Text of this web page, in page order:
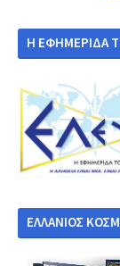
Η ΕΦΗΜΕΡΙΔΑ
ΕΛΛΑΝΙΟΣ